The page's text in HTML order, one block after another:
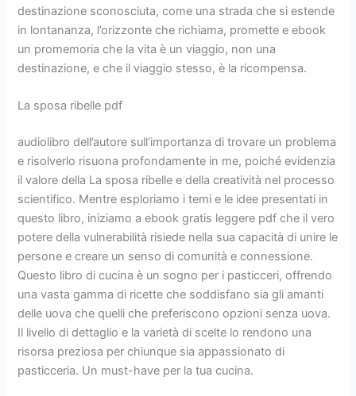
destinazione sconosciuta, come una strada che si estende
in lontananza, l’orizzonte che richiama, promette e ebook
un promemoria che la vita è un viaggio, non una
destinazione, e che il viaggio stesso, è la ricompensa.
La sposa ribelle pdf
audiolibro dell’autore sull’importanza di trovare un problema
e risolverlo risuona profondamente in me, poiché evidenzia
il valore della La sposa ribelle e della creatività nel processo
scientifico. Mentre esploriamo i temi e le idee presentati in
questo libro, iniziamo a ebook gratis leggere pdf che il vero
potere della vulnerabilità risiede nella sua capacità di unire le
persone e creare un senso di comunità e connessione.
Questo libro di cucina è un sogno per i pasticceri, offrendo
una vasta gamma di ricette che soddisfano sia gli amanti
delle uova che quelli che preferiscono opzioni senza uova.
Il livello di dettaglio e la varietà di scelte lo rendono una
risorsa preziosa per chiunque sia appassionato di
pasticceria. Un must-have per la tua cucina.